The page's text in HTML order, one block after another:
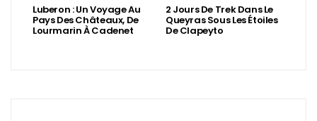
Luberon : Un Voyage Au
Pays Des Châteaux, De
Lourmarin À Cadenet
2 Jours De Trek Dans Le
Queyras Sous Les Étoiles
De Clapeyto